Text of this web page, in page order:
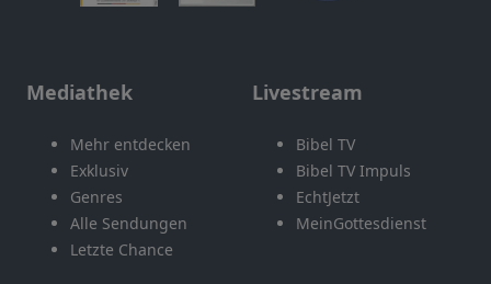
Mediathek
Mehr entdecken
Exklusiv
Genres
Alle Sendungen
Letzte Chance
Livestream
Bibel TV
Bibel TV Impuls
EchtJetzt
MeinGottesdienst